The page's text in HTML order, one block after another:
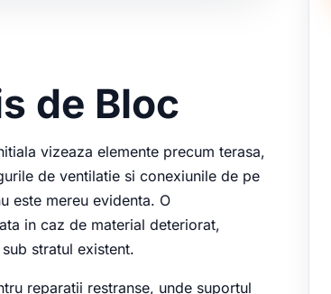
de Bloc
vizeaza elemente precum terasa,
de ventilatie si conexiunile de pe
este mereu evidenta. O
in caz de material deteriorat,
stratul existent.
reparatii restranse, unde suportul